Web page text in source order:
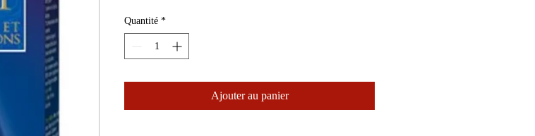
Quantité *
Ajouter au panier